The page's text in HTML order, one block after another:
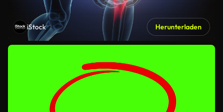
iStock Herunterladen